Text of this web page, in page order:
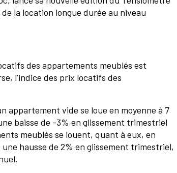
la location longue durée au niveau
des appartements meublés est
l’indice des prix locatifs des
appartement vide se loue en moyenne à 7
baisse de -3% en glissement trimestriel
meublés se louent, quant à eux, en
une hausse de 2% en glissement trimestriel,